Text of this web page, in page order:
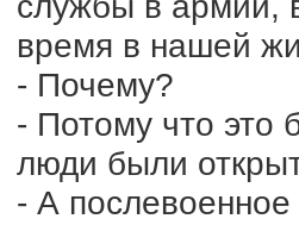
время в нашей
- Почему?
- Потому что это
люди были
- А